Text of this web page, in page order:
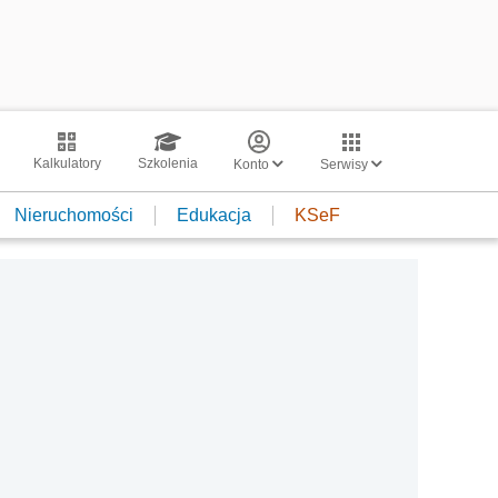
Kalkulatory Szkolenia Konto Serwisy
Nieruchomości Edukacja KSeF